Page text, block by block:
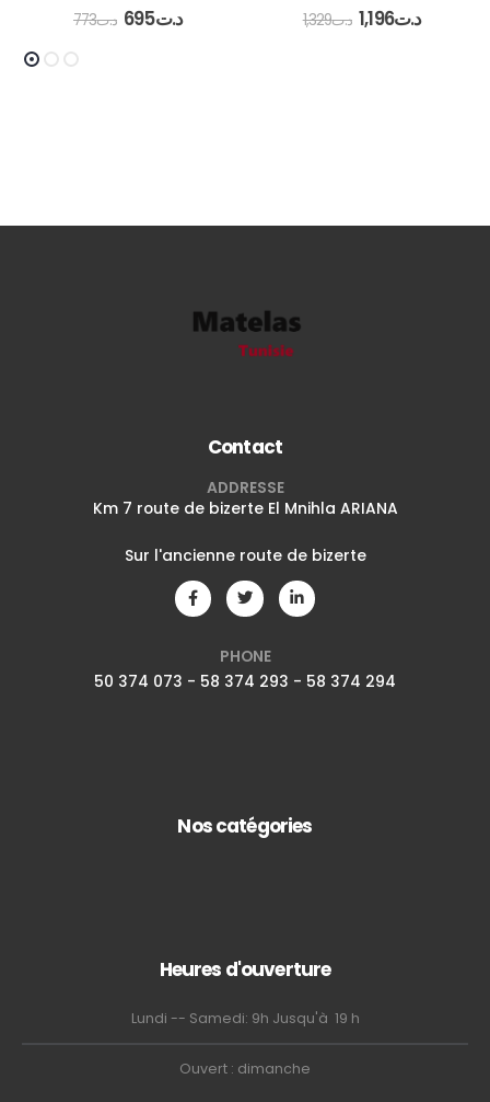
out of 5
د.ت773 د.ت695 out of 5
د.ت1,329 د.ت1,196
Contact
ADDRESSE
Km 7 route de bizerte El Mnihla ARIANA
Sur l'ancienne route de bizerte
PHONE
50 374 073 - 58 374 293 - 58 374 294
Nos catégories
Heures d'ouverture
Lundi -- Samedi: 9h Jusqu'à 19 h
Ouvert : dimanche